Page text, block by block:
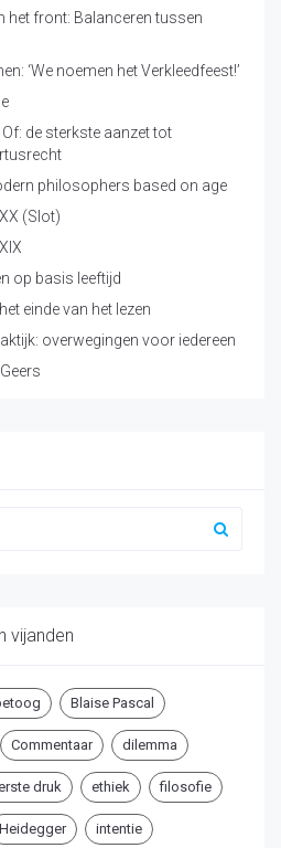
het front: Balanceren tussen
‘We noemen het Verkleedfeest!’
de sterkste aanzet tot
philosophers based on age
(Slot)
op basis leeftijd
einde van het lezen
overwegingen voor iedereen
vijanden
Blaise Pascal
Commentaar dilemma
druk ethiek filosofie
Heidegger intentie